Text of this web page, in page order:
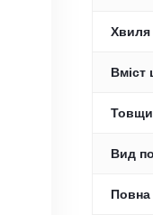
Хвиля
Вміст
Вид